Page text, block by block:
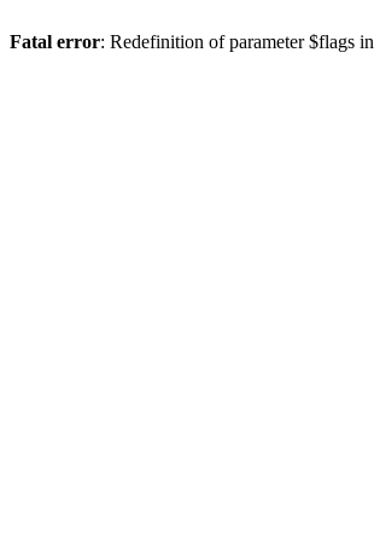
Fatal error: Redefinition of parameter $flags in